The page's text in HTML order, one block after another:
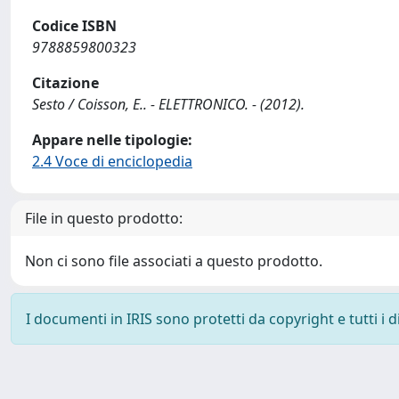
Codice ISBN
9788859800323
Citazione
Sesto / Coisson, E.. - ELETTRONICO. - (2012).
Appare nelle tipologie:
2.4 Voce di enciclopedia
File in questo prodotto:
Non ci sono file associati a questo prodotto.
I documenti in IRIS sono protetti da copyright e tutti i